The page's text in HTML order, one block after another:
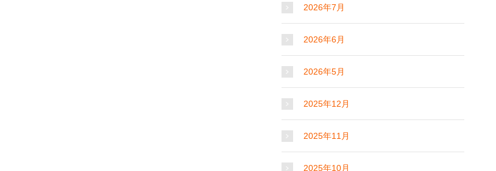
2026年7月
2026年6月
2026年5月
2025年12月
2025年11月
2025年10月